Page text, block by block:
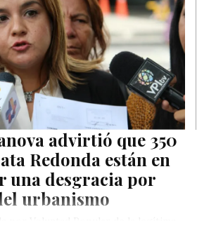
advirtió que 350
Redonda están en
una desgracia por
urbanismo